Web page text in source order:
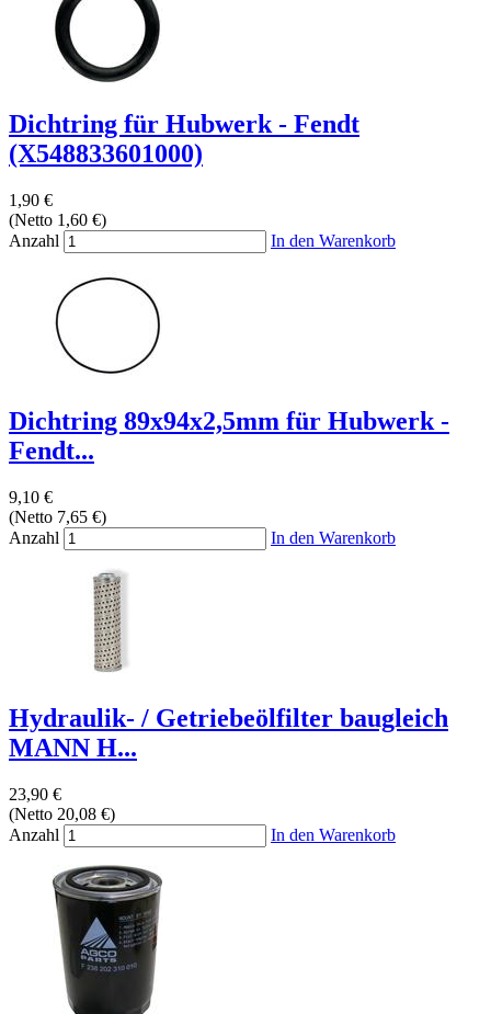
Dichtring für Hubwerk - Fendt
(X548833601000)
1,90 €
(Netto 1,60 €)
Anzahl
In den Warenkorb
Dichtring 89x94x2,5mm für Hubwerk -
Fendt...
9,10 €
(Netto 7,65 €)
Anzahl
In den Warenkorb
Hydraulik- / Getriebeölfilter baugleich
MANN H...
23,90 €
(Netto 20,08 €)
Anzahl
In den Warenkorb